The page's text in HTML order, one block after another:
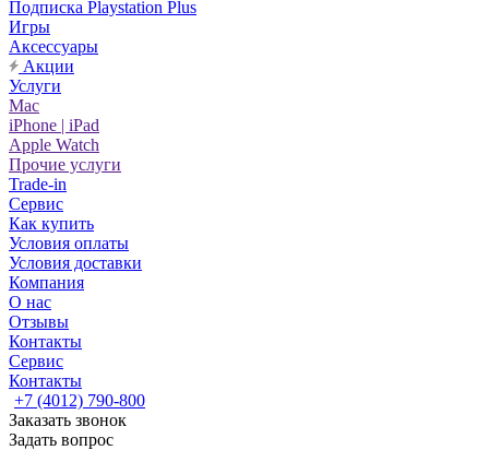
Подписка Playstation Plus
Игры
Аксессуары
Акции
Услуги
Mac
iPhone | iPad
Apple Watch
Прочие услуги
Trade-in
Сервис
Как купить
Условия оплаты
Условия доставки
Компания
О нас
Отзывы
Контакты
Сервис
Контакты
+7 (4012) 790-800
Заказать звонок
Задать вопрос